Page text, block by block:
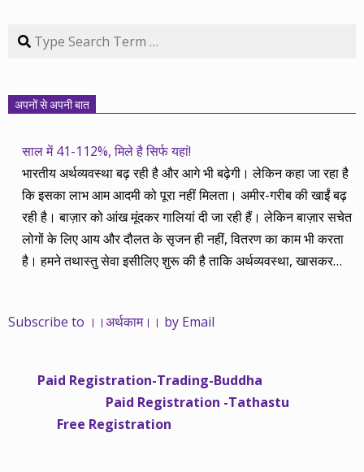
Search
अपनों से अपनी बात
साल में 41-112%, मिले है सिर्फ यहां!
भारतीय अर्थव्यवस्था बढ़ रही है और आगे भी बढ़ेगी। लेकिन कहा जा रहा है
कि इसका लाभ आम आदमी को पूरा नहीं मिलता। अमीर-गरीब की खाईं बढ़
रही है। बाज़ार को आंख मूंदकर गालियां दी जा रही हैं। लेकिन बाज़ार सचेत
लोगों के लिए आय और दौलत के सृजन ही नहीं, वितरण का काम भी करता
है। हमने तथास्तु सेवा इसीलिए शुरू की है ताकि अर्थव्यवस्था, खासकर
महंगाई की दर 10 प्रतिशत से ऊपर रहती है। वे भागकर जाते हैं सोने और
साढ़े चार सालों से अर्थकाम से जुड़े हैं, वे हमारी ईमानदारी और सत्यनिष्ठा से
भलीभांति वाकिफ हैं। शुरू में हम भी कच्चे थे तो बाज़ार के उस्तादों के जाल
में फंस गए। गलतियां कीं। लेकिन जैसे ही समझ में आया, खटाक से उनसे
Subscribe to ।।अर्थकाम।। by Email
Paid Registration-Trading-Buddha
Paid Registration -Tathastu
Free Registration